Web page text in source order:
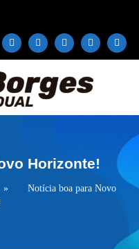
Horizonte!
»
Notícia boa para Novo